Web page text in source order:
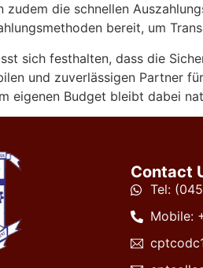
zudem die schnellen
bereit, um
sich festhalten, dass die
und zuverlässigen Partner
eigenen Budget bleibt dabei
Contact
Tel:
Mobile: